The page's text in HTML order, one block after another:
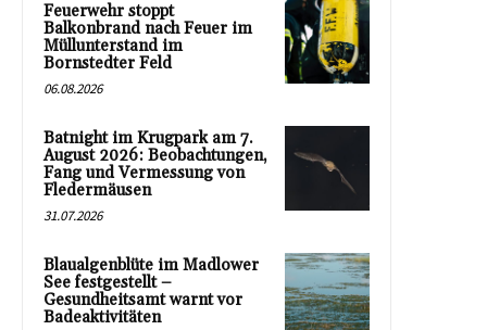
Feuerwehr stoppt
Balkonbrand nach Feuer im
Müllunterstand im
Bornstedter Feld
06.08.2026
Batnight im Krugpark am 7.
August 2026: Beobachtungen,
Fang und Vermessung von
Fledermäusen
31.07.2026
Blaualgenblüte im Madlower
See festgestellt –
Gesundheitsamt warnt vor
Badeaktivitäten